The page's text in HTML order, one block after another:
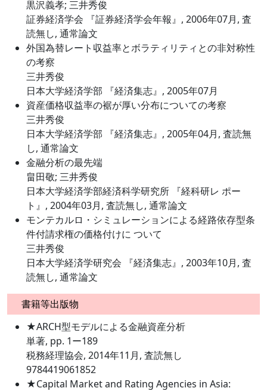
黒沢義孝; 三井秀俊
証券経済学会 『証券経済学会年報』, 2006年07月, 査
読無し, 通常論文
外国為替レート収益率とボラティリティとの非対称性
の考察
三井秀俊
日本大学経済学部 『経済集志』, 2005年07月
資産価格収益率の裾が厚い分布についての考察
三井秀俊
日本大学経済学部 『経済集志』, 2005年04月, 査読無
し, 通常論文
金融分析の最先端
畠田敬; 三井秀俊
日本大学経済学部経済科学研究所 『経科研レ ポー
ト』, 2004年03月, 査読無し, 通常論文
モンテカルロ・シミュレーションによる経路依存型条
件付請求権の価格付けに ついて
三井秀俊
日本大学経済学研究会 『経済集志』, 2003年10月, 査
読無し, 通常論文
書籍等出版物
★ARCH型モデルによる金融資産分析
単著, pp. 1ー189
税務経理協会, 2014年11月, 査読無し
9784419061852
★Capital Market and Rating Agencies in Asia: